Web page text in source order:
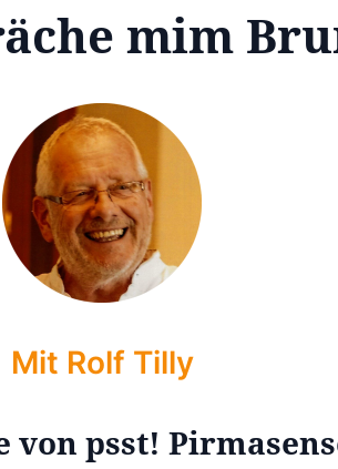
mim
Mit Rolf Tilly
psst!